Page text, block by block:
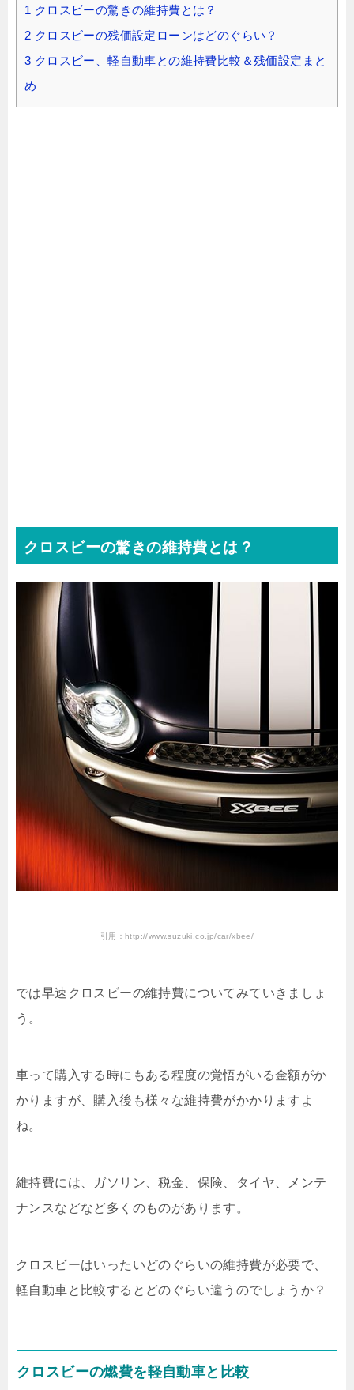
1 クロスビーの驚きの維持費とは？
2 クロスビーの残価設定ローンはどのぐらい？
3 クロスビー、軽自動車との維持費比較＆残価設定まと
め
クロスビーの驚きの維持費とは？
引用：http://www.suzuki.co.jp/car/xbee/
では早速クロスビーの維持費についてみていきましょ
う。
車って購入する時にもある程度の覚悟がいる金額がか
かりますが、購入後も様々な維持費がかかりますよ
ね。
維持費には、ガソリン、税金、保険、タイヤ、メンテ
ナンスなどなど多くのものがあります。
クロスビーはいったいどのぐらいの維持費が必要で、
軽自動車と比較するとどのぐらい違うのでしょうか？
クロスビーの燃費を軽自動車と比較